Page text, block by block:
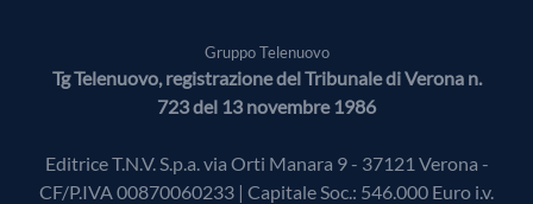
Gruppo Telenuovo
Tg Telenuovo, registrazione del Tribunale di Verona n.
723 del 13 novembre 1986
Editrice T.N.V. S.p.a. via Orti Manara 9 - 37121 Verona -
CF/P.IVA 00870060233 | Capitale Soc.: 546.000 Euro i.v.